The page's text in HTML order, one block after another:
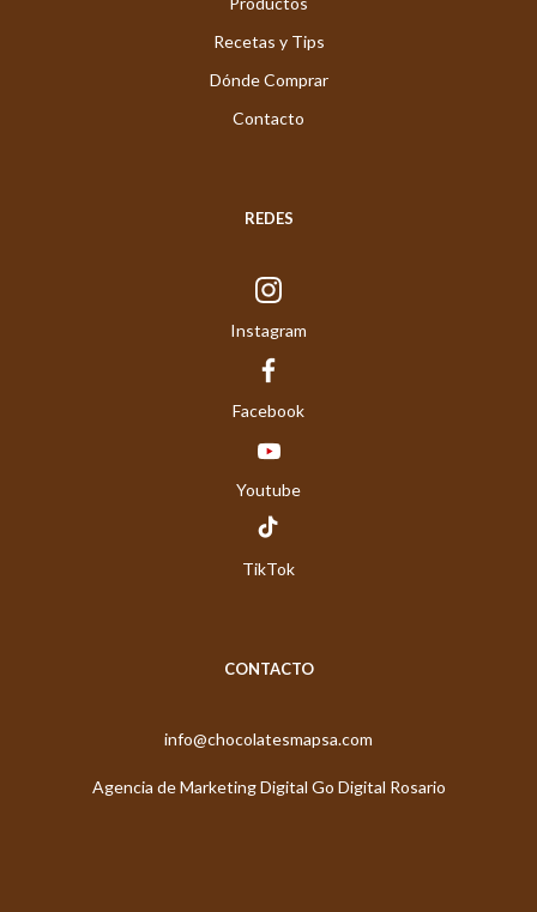
Recetas y Tips
Dónde Comprar
Contacto
REDES
Instagram
Facebook
Youtube
TikTok
CONTACTO
info@chocolatesmapsa.com
Agencia de Marketing Digital Go Digital Rosario